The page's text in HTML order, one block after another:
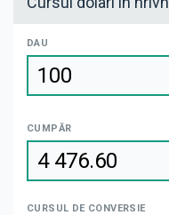
DAU
CUMPĂR
CURSUL DE CONVERSIE